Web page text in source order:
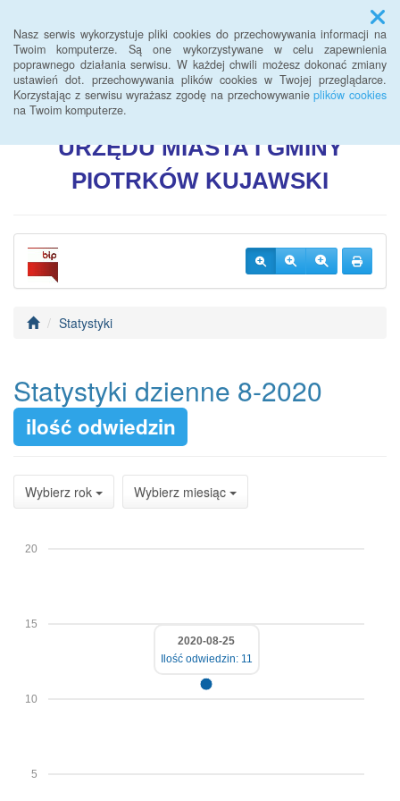
Nasz serwis wykorzystuje pliki cookies do przechowywania informacji na
Twoim komputerze. Są one wykorzystywane w celu zapewnienia
poprawnego działania serwisu. W każdej chwili możesz dokonać zmiany
ustawień dot. przechowywania plików cookies w Twojej przeglądarce.
Korzystając z serwisu wyrażasz zgodę na przechowywanieplików cookies
na Twoim komputerze.
Menu
BIULETYN INFORMACJI
URZĘDUMIASTA I GMINY
PIOTRKÓW KUJAWSKI
Statystyki
Statystyki dzienne 8-2020
ilość odwiedzin
Wybierz rok Wybierz miesiąc
5
10
15
20
2020-08-25
Ilość odwiedzin: 11